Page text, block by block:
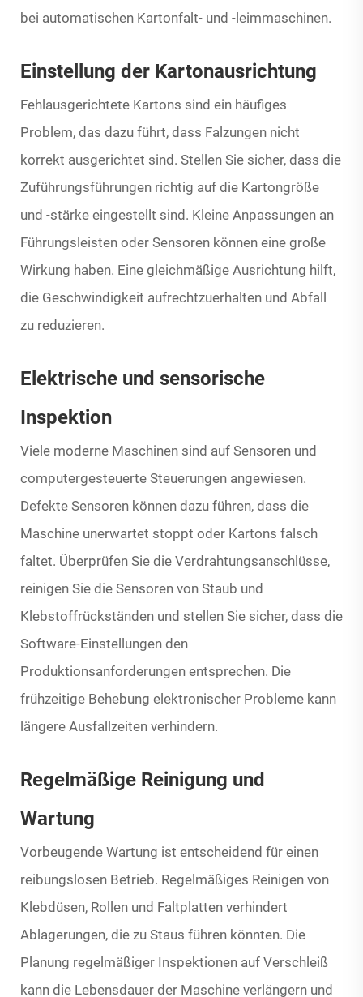
bei automatischen Kartonfalt- und -leimmaschinen.
Einstellung der Kartonausrichtung
Fehlausgerichtete Kartons sind ein häufiges
Problem, das dazu führt, dass Falzungen nicht
korrekt ausgerichtet sind. Stellen Sie sicher, dass die
Zuführungsführungen richtig auf die Kartongröße
und -stärke eingestellt sind. Kleine Anpassungen an
Führungsleisten oder Sensoren können eine große
Wirkung haben. Eine gleichmäßige Ausrichtung hilft,
die Geschwindigkeit aufrechtzuerhalten und Abfall
zu reduzieren.
Elektrische und sensorische
Inspektion
Viele moderne Maschinen sind auf Sensoren und
computergesteuerte Steuerungen angewiesen.
Defekte Sensoren können dazu führen, dass die
Maschine unerwartet stoppt oder Kartons falsch
faltet. Überprüfen Sie die Verdrahtungsanschlüsse,
reinigen Sie die Sensoren von Staub und
Klebstoffrückständen und stellen Sie sicher, dass die
Software-Einstellungen den
Produktionsanforderungen entsprechen. Die
frühzeitige Behebung elektronischer Probleme kann
längere Ausfallzeiten verhindern.
Regelmäßige Reinigung und
Wartung
Vorbeugende Wartung ist entscheidend für einen
reibungslosen Betrieb. Regelmäßiges Reinigen von
Klebdüsen, Rollen und Faltplatten verhindert
Ablagerungen, die zu Staus führen könnten. Die
Planung regelmäßiger Inspektionen auf Verschleiß
kann die Lebensdauer der Maschine verlängern und